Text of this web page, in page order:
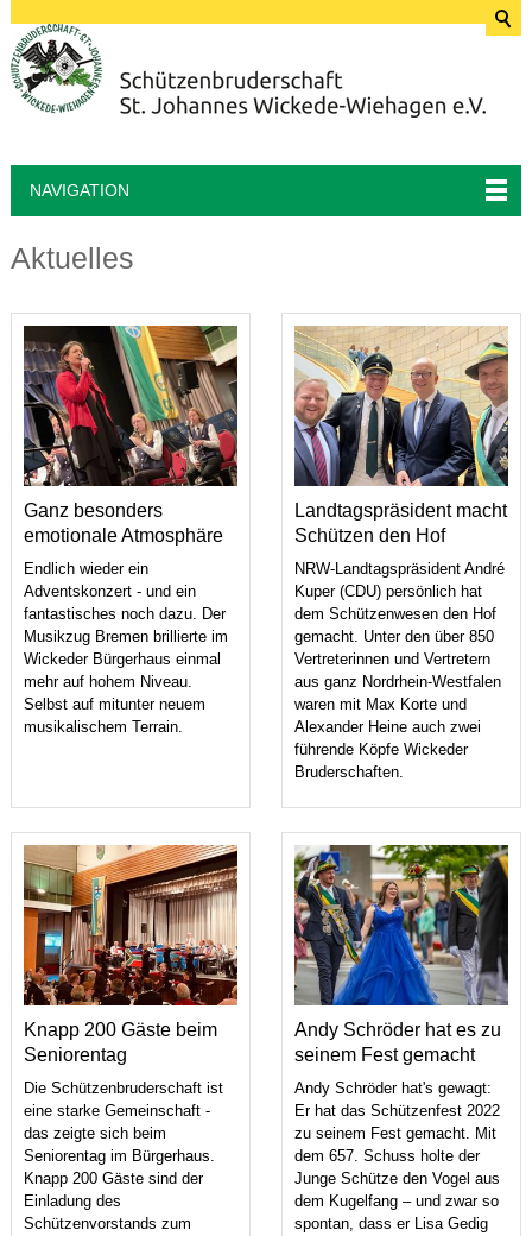
NAVIGATION
Aktuelles
Ganz besonders
emotionale Atmosphäre
Endlich wieder ein
Adventskonzert - und ein
fantastisches noch dazu. Der
Musikzug Bremen brillierte im
Wickeder Bürgerhaus einmal
mehr auf hohem Niveau.
Selbst auf mitunter neuem
musikalischem Terrain.
Landtagspräsident macht
Schützen den Hof
NRW-Landtagspräsident André
Kuper (CDU) persönlich hat
dem Schützenwesen den Hof
gemacht. Unter den über 850
Vertreterinnen und Vertretern
aus ganz Nordrhein-Westfalen
waren mit Max Korte und
Alexander Heine auch zwei
führende Köpfe Wickeder
Bruderschaften.
Knapp 200 Gäste beim
Seniorentag
Die Schützenbruderschaft ist
eine starke Gemeinschaft -
das zeigte sich beim
Seniorentag im Bürgerhaus.
Knapp 200 Gäste sind der
Einladung des
Schützenvorstands zum
Andy Schröder hat es zu
seinem Fest gemacht
Andy Schröder hat's gewagt:
Er hat das Schützenfest 2022
zu seinem Fest gemacht. Mit
dem 657. Schuss holte der
Junge Schütze den Vogel aus
dem Kugelfang – und zwar so
spontan, dass er Lisa Gedig